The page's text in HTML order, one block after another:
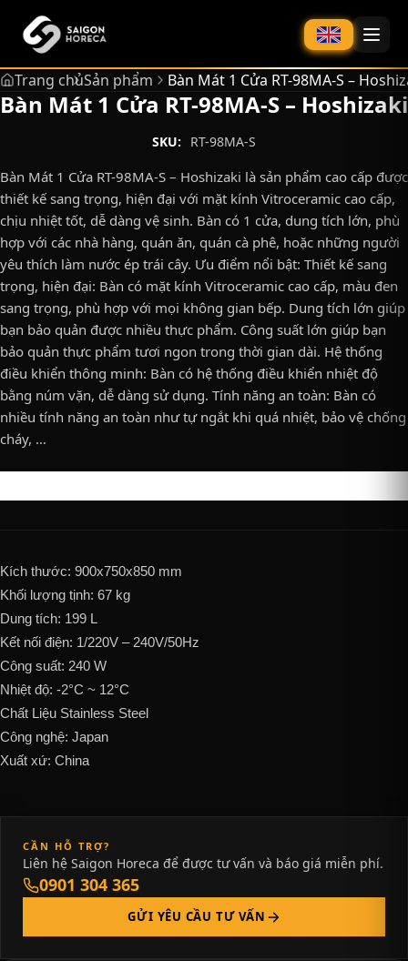
chính
Trang chủSản phẩm Bàn Mát 1 Cửa RT-98MA-S –
Bàn Mát 1 Cửa RT-98MA-S – Hoshizaki
SKU: RT-98MA-S
Bàn Mát 1 Cửa RT-98MA-S – Hoshizaki là sản phẩm cao cấp được
thiết kế sang trọng, hiện đại với mặt kính Vitroceramic cao cấp,
chịu nhiệt tốt, dễ dàng vệ sinh. Bàn có 1 cửa, dung tích lớn, phù
hợp với các nhà hàng, quán ăn, quán cà phê, hoặc những người
yêu thích làm nước ép trái cây. Ưu điểm nổi bật: Thiết kế sang
trọng, hiện đại: Bàn có mặt kính Vitroceramic cao cấp, màu đen
sang trọng, phù hợp với mọi không gian bếp. Dung tích lớn giúp
bạn bảo quản được nhiều thực phẩm. Công suất lớn giúp bạn
bảo quản thực phẩm tươi ngon trong thời gian dài. Hệ thống
điều khiển thông minh: Bàn có hệ thống điều khiển nhiệt độ
bằng núm vặn, dễ dàng sử dụng. Tính năng an toàn: Bàn có
nhiều tính năng an toàn như tự ngắt khi quá nhiệt, bảo vệ chống
cháy, …
Kích thước: 900x750x850 mm
Khối lượng tịnh: 67 kg
Dung tích: 199 L
Kết nối điện: 1/220V – 240V/50Hz
Công suất: 240 W
Nhiệt độ: -2°C ~ 12°C
Chất Liệu Stainless Steel
Công nghệ: Japan
Xuất xứ: China
CẦN HỖ TRỢ?
Liên hệ Saigon Horeca để được tư vấn và báo giá miễn phí.
0901 304 365
GỬI YÊU CẦU TƯ VẤN